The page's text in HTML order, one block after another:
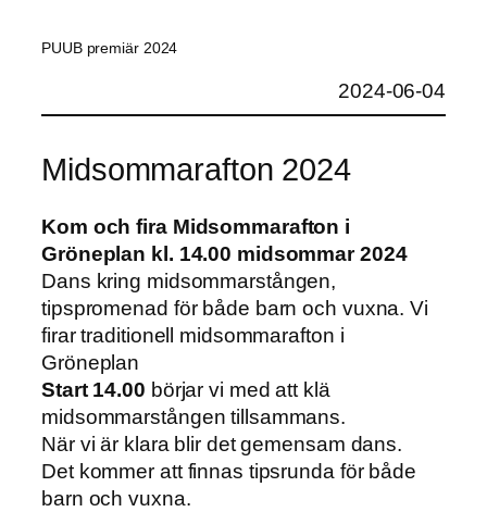
PUUB premiär 2024
2024-06-04
Midsommarafton 2024
Kom och fira Midsommarafton i
Gröneplan kl. 14.00 midsommar 2024
Dans kring midsommarstången,
tipspromenad för både barn och vuxna. Vi
firar traditionell midsommarafton i
Gröneplan
Start 14.00 börjar vi med att klä
midsommarstången tillsammans.
När vi är klara blir det gemensam dans.
Det kommer att finnas tipsrunda för både
barn och vuxna.